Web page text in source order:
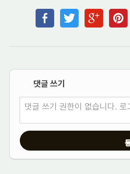
댓글 쓰기
댓글 쓰기 권한이 없습니다.